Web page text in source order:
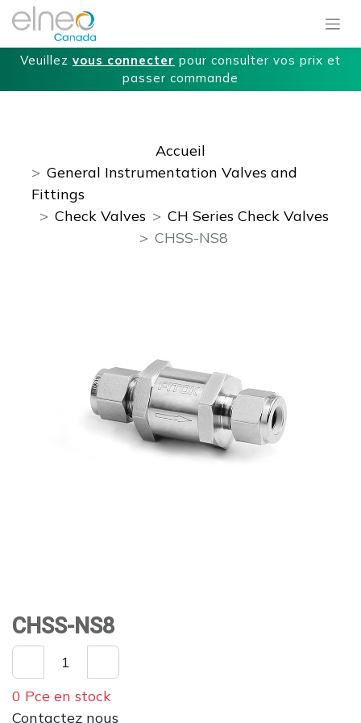
Veuillez vous connecter pour consulter vos prix et
passer commande
Accueil
General Instrumentation Valves and
Fittings
Check Valves
CH Series Check Valves
CHSS-NS8
CHSS-NS8
0 Pce en stock
Contactez nous